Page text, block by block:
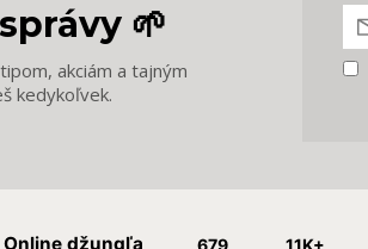
🌱
akciám a tajným
kedykoľvek.